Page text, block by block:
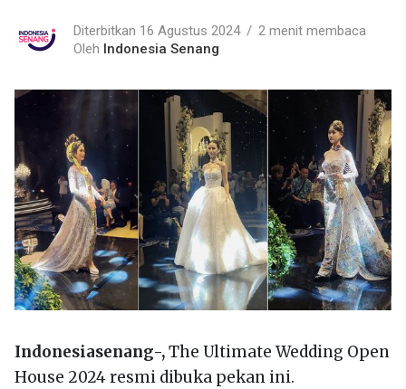
Diterbitkan 16 Agustus 2024
2 menit membaca
Oleh Indonesia Senang
Indonesiasenang-,The Ultimate Wedding Open
House 2024 resmi dibuka pekan ini.